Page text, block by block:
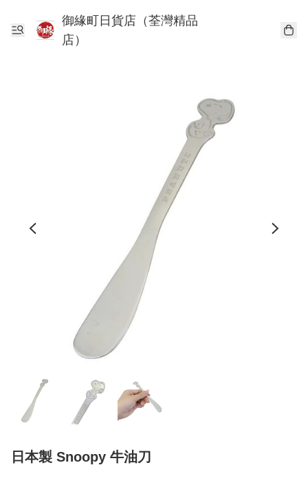
御緣町日貨店（荃灣精品
店）
日本製 Snoopy 牛油刀